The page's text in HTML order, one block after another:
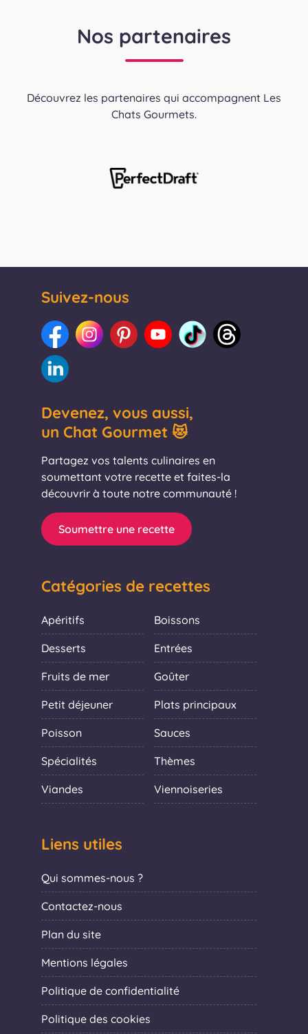
Nos partenaires
Découvrez les partenaires qui accompagnent Les
Chats Gourmets.
Suivez-nous
Devenez, vous aussi,
un Chat Gourmet 😻
Partagez vos talents culinaires en
soumettant votre recette et faites-la
découvrir à toute notre communauté !
Soumettre une recette
Catégories de recettes
Apéritifs Boissons
Desserts Entrées
Fruits de mer Goûter
Petit déjeuner Plats principaux
Poisson Sauces
Spécialités Thèmes
Viandes Viennoiseries
Liens utiles
Qui sommes-nous ?
Contactez-nous
Plan du site
Mentions légales
Politique de confidentialité
Politique des cookies